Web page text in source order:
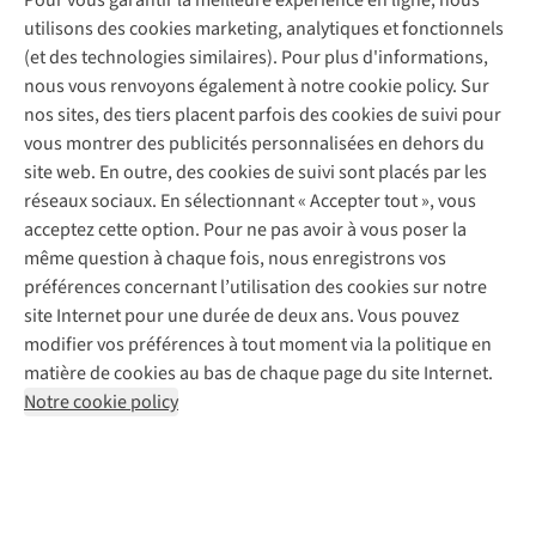
utilisons des cookies marketing, analytiques et fonctionnels
(et des technologies similaires). Pour plus d'informations,
nous vous renvoyons également à notre cookie policy. Sur
nos sites, des tiers placent parfois des cookies de suivi pour
vous montrer des publicités personnalisées en dehors du
site web. En outre, des cookies de suivi sont placés par les
réseaux sociaux. En sélectionnant « Accepter tout », vous
acceptez cette option. Pour ne pas avoir à vous poser la
même question à chaque fois, nous enregistrons vos
préférences concernant l’utilisation des cookies sur notre
site Internet pour une durée de deux ans. Vous pouvez
modifier vos préférences à tout moment via la politique en
matière de cookies au bas de chaque page du site Internet.
Notre cookie policy
Contactez-nous
Déclaration d'accessibilité
Service de lavage
Entretien de chaussures
Réparation de chaussures
Réparation de vêtements
Retouches
Pour les entreprises
Explore Camp
Gear Check
Expertise & conseils
Abonnez-vous à la newsletter
Suivez-nous
Mentions légales
Politique de confidentialité
Conditions générales
Cookie Policy
AS Adventure Luxemburg SA,